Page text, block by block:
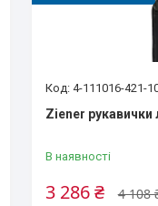
4-111016-421-
Ziener рукавички
В наявності
4 108
3 286 ₴